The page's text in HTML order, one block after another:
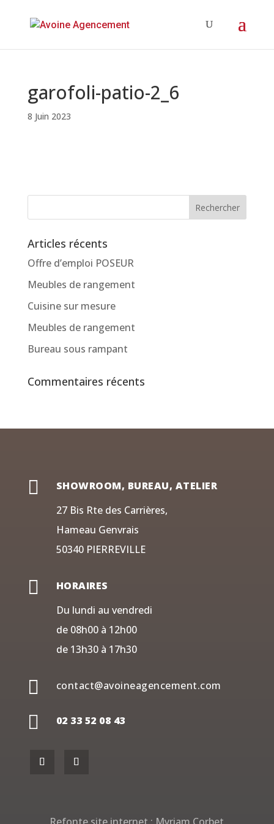
garofoli-patio-2_6
8 Juin 2023
Articles récents
Offre d’emploi POSEUR
Meubles de rangement
Cuisine sur mesure
Meubles de rangement
Bureau sous rampant
Commentaires récents

SHOWROOM, BUREAU, ATELIER
27 Bis Rte des Carrières,
Hameau Genvrais
50340 PIERREVILLE

HORAIRES
Du lundi au vendredi
de 08h00 à 12h00
de 13h30 à 17h30
 contact@avoineagencement.com
 02 33 52 08 43